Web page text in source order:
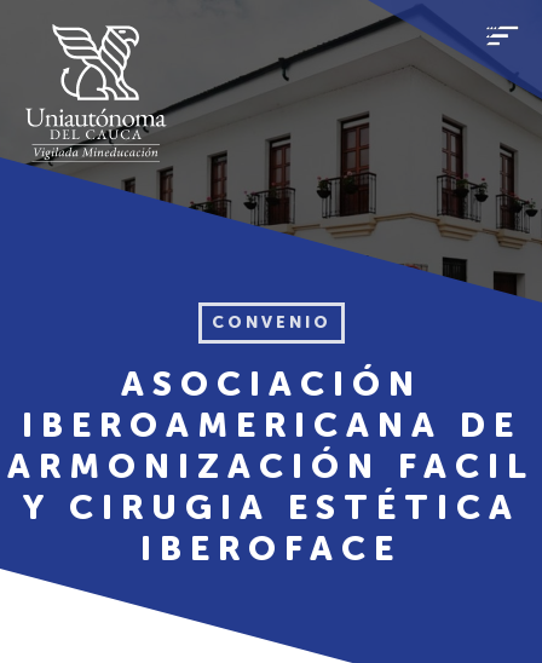
CONVENIO
ASOCIACIÓN
IBEROAMERICANA DE
ARMONIZACIÓN FACIL
Y CIRUGIA ESTÉTICA
IBEROFACE